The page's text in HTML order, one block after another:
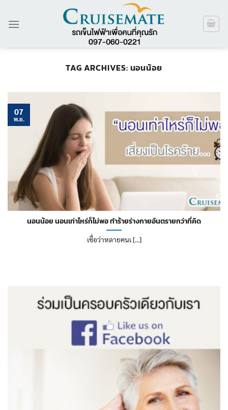
TAG ARCHIVES: นอนน้อย
นอนน้อย นอนเท่าไหร่ก็ไม่พอ ทำร้ายร่างกายอันตรายกว่าที่คิด
เชื่อว่าหลายคนเ [...]
07
พ.ย.